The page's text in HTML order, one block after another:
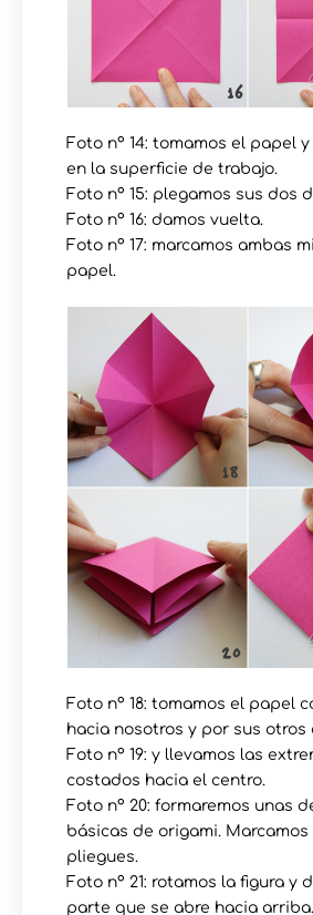
Foto nº 14: tomamos el papel
en la superficie de trabajo.
Foto nº 15: plegamos sus dos
Foto nº 16: damos vuelta.
Foto nº 17: marcamos ambas
papel.
Foto nº 18: tomamos el papel
hacia nosotros y por sus otros
Foto nº 19: y llevamos las
costados hacia el centro.
Foto nº 20: formaremos unas
básicas de origami. Marcamos
pliegues.
Foto nº 21: rotamos la figura y
parte que se abre hacia